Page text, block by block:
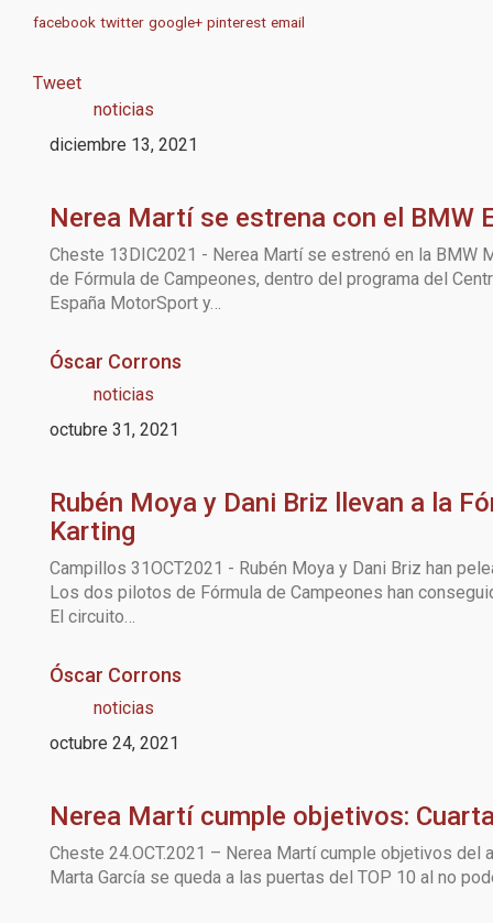
facebook twitter google+ pinterest email
Tweet
noticias
diciembre 13, 2021
Nerea Martí se estrena con el BMW
Cheste 13DIC2021 - Nerea Martí se estrenó en la BMW
de Fórmula de Campeones, dentro del programa del
España MotorSport y…
Óscar Corrons
noticias
octubre 31, 2021
Rubén Moya y Dani Briz llevan a la
Karting
Campillos 31OCT2021 - Rubén Moya y Dani Briz han
Los dos pilotos de Fórmula de Campeones han
El circuito…
Óscar Corrons
noticias
octubre 24, 2021
Nerea Martí cumple objetivos:
Cheste 24.OCT.2021 – Nerea Martí cumple objetivos del
Marta García se queda a las puertas del TOP 10 al no